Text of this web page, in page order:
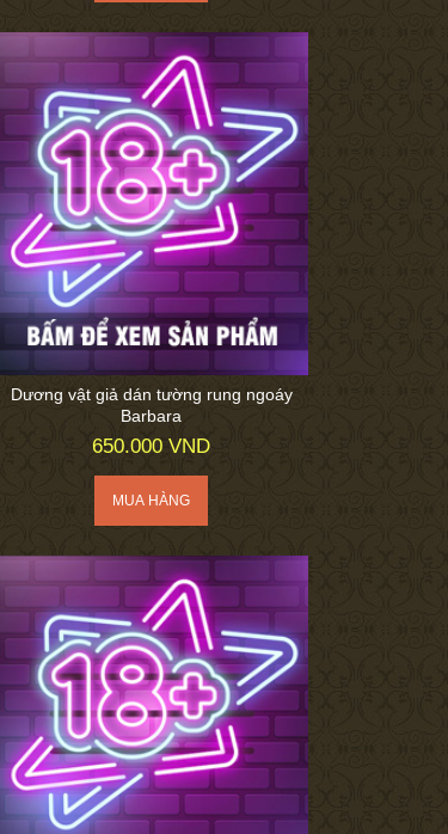
Dương vật giả dán tường rung ngoáy
Barbara
650.000 VND